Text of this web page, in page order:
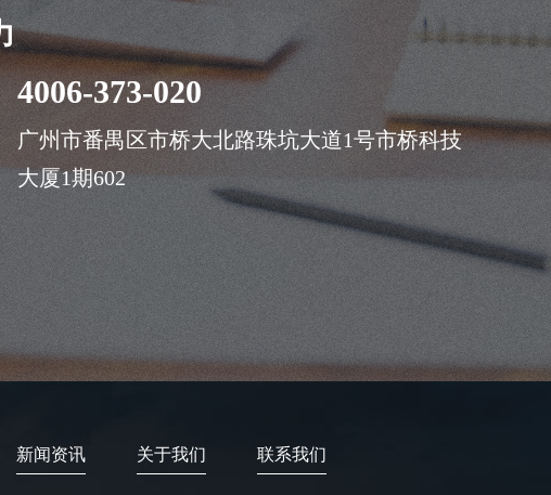
4006-373-020
广州市番禺区市桥大北路珠坑大道1号市桥科技
大厦1期602
新闻资讯 关于我们 联系我们